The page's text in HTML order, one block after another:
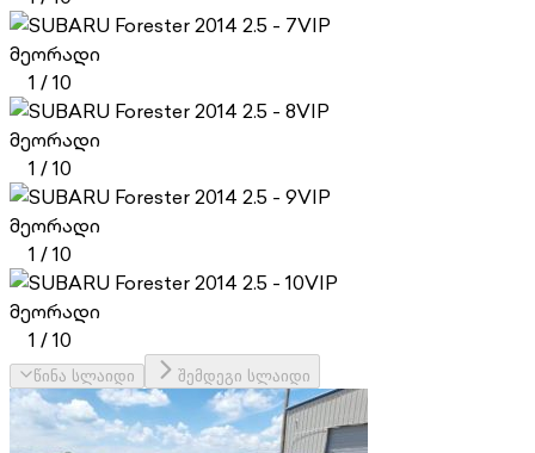
VIP
მეორადი
1 /10
VIP
მეორადი
1 /10
VIP
მეორადი
1 /10
VIP
მეორადი
1 /10
წინა სლაიდი შემდეგი სლაიდი